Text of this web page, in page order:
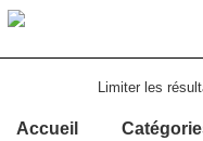
Limiter les
Accueil